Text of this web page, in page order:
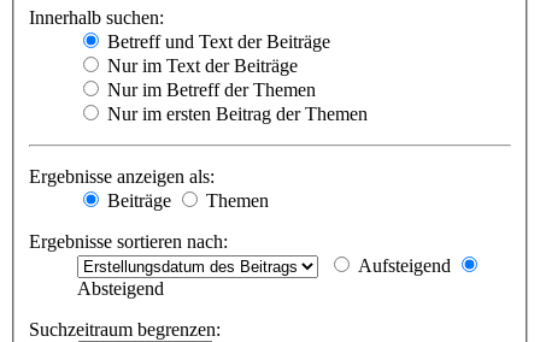
Innerhalb suchen:
Betreff und Text der Beiträge
Nur im Text der Beiträge
Nur im Betreff der Themen
Nur im ersten Beitrag der Themen
Ergebnisse anzeigen als:
Beiträge
Themen
Ergebnisse sortieren nach:
Aufsteigend
Absteigend
Suchzeitraum begrenzen: